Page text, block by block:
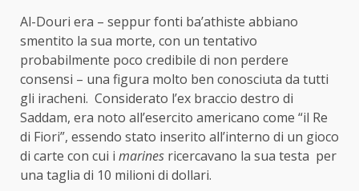
Al-Douri era – seppur fonti ba’athiste abbiano
smentito la sua morte, con un tentativo
probabilmente poco credibile di non perdere
consensi – una figura molto ben conosciuta da tutti
gli iracheni. Considerato l’ex braccio destro di
Saddam, era noto all’esercito americano come “il Re
di Fiori”, essendo stato inserito all’interno di un gioco
di carte con cui i marines ricercavano la sua testa per
una taglia di 10 milioni di dollari.